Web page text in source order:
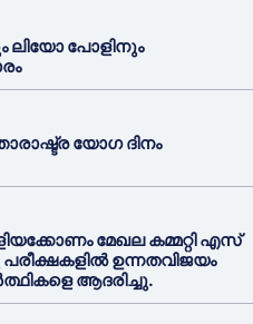
ലിയോ പോളിനും
യോഗ ദിനം
മേഖല കമ്മറ്റി എസ്
ഉന്നതവിജയം
ആദരിച്ചു.